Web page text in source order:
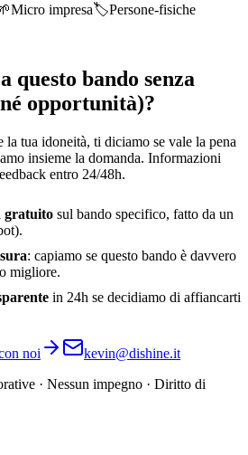
Micro impresa🏷️Persone-fisiche
questo bando senza
opportunità)?
tua idoneità, ti diciamo se vale la pena
insieme la domanda. Informazioni
entro 24/48h.
gratuito sul bando specifico, fatto da un
: capiamo se questo bando è davvero
migliore.
in 24h se decidiamo di affiancarti
noi
kevin@dishine.it
· Nessun impegno · Diritto di